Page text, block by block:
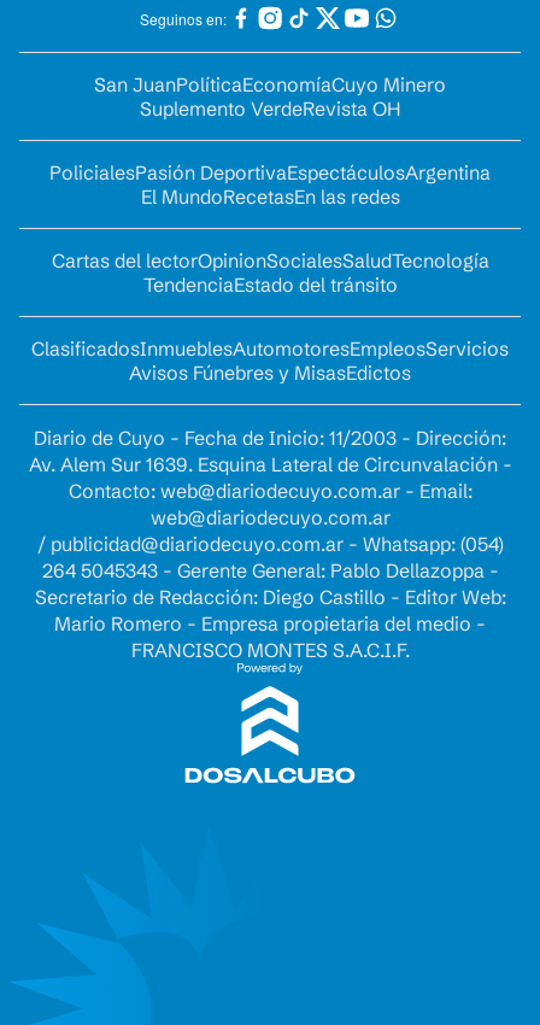
Seguinos en:
San JuanPolíticaEconomíaCuyo Minero
Suplemento VerdeRevista OH
PolicialesPasión DeportivaEspectáculosArgentina
El MundoRecetasEn las redes
Cartas del lectorOpinionSocialesSaludTecnología
TendenciaEstado del tránsito
ClasificadosInmueblesAutomotoresEmpleosServicios
Avisos Fúnebres y MisasEdictos
Diario de Cuyo - Fecha de Inicio: 11/2003 - Dirección:
Av. Alem Sur 1639. Esquina Lateral de Circunvalación -
Contacto: web@diariodecuyo.com.ar- Email:
web@diariodecuyo.com.ar
/ publicidad@diariodecuyo.com.ar- Whatsapp: (054)
264 5045343 - Gerente General: Pablo Dellazoppa -
Secretario de Redacción: Diego Castillo - Editor Web:
Mario Romero - Empresa propietaria del medio -
FRANCISCO MONTES S.A.C.I.F.